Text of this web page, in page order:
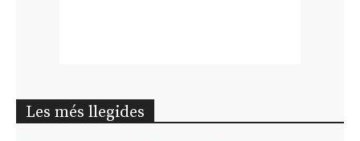
Les més llegides